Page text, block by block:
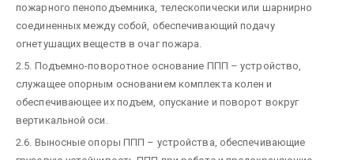
пожарного пеноподъемника, телескопически или шарнирно
соединенных между собой, обеспечивающий подачу
огнетушащих веществ в очаг пожара.
2.5. Подъемно-поворотное основание ППП – устройство,
служащее опорным основанием комплекта колен и
обеспечивающее их подъем, опускание и поворот вокруг
вертикальной оси.
2.6. Выносные опоры ППП – устройства, обеспечивающие